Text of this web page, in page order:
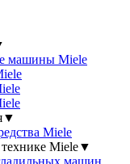
машины Miele
▼
Miele
Miele▼
машин